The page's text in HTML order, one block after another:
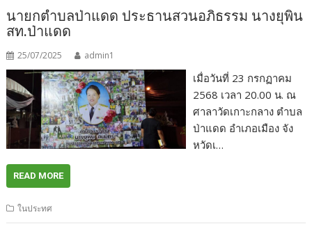
นายกตำบลป่าแดด ประธานสวนอภิธรรม นางยุพิน
สท.ป่าแดด
25/07/2025 admin1
เมื่อวันที่ 23 กรกฏาคม
2568 เวลา 20.00 น. ณ
ศาลาวัดเกาะกลาง ตำบล
ป่าแดด อำเภอเมือง จัง
หวัดเ…
READ MORE
ในประทศ